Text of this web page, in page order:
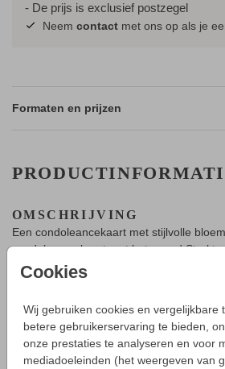
Cookies
Wij gebruiken cookies en vergelijkbare
betere gebruikerservaring te bieden,
onze prestaties te analyseren en voor
mediadoeleinden (het weergeven van
- De prijs is exclusief postzegel
Neem contact met ons op als je
Formaten en prijzen
OMSCHRIJVING
Een condoleancekaart met stijlvolle
condoleance kaart met het woord
wens aangepast worden in de
- Maak in de editor een mooi ontwerp
- Sla deze op in je account of bestel
- Wij versturen de kaart naar het
Toon meer
COLLECTIE